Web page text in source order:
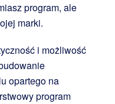
program, ale
marki.
i możliwość
opartego na
program